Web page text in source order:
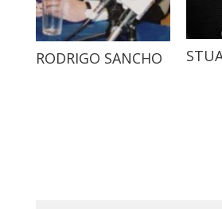
RODRIGO SANCHO